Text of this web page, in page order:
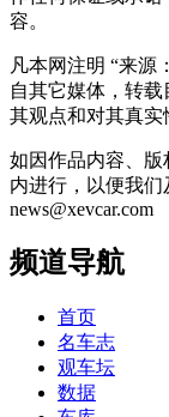
容。
凡本网注明 “来源
自其它媒体，转
其观点和对其真实
如因作品内容、版
内进行，以便我们
news@xevcar.com
频道导航
首页
名车志
观车坛
数据